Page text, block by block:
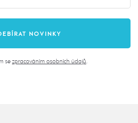
se zpracováním osobních údajů.